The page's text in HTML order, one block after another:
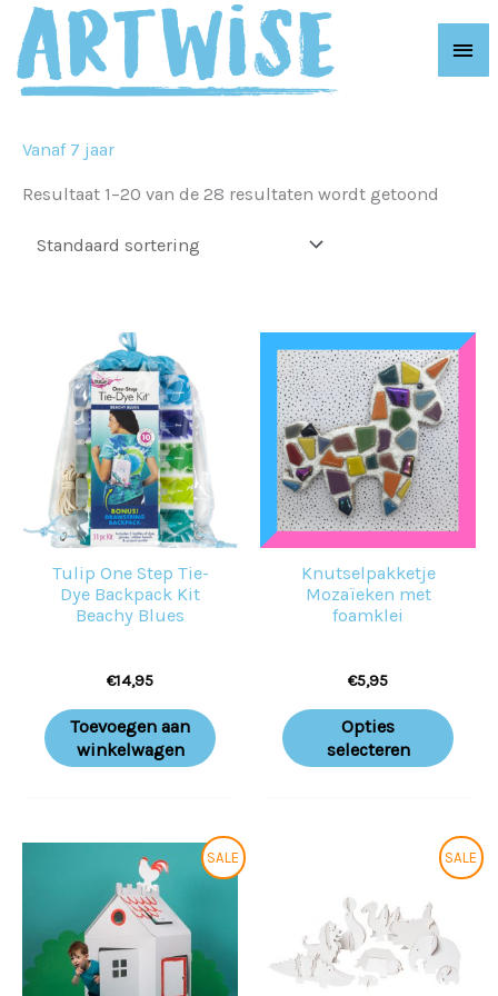
naar
de
Vanaf 7 jaar
Resultaat 1–20 van de 28 resultaten wordt getoond
Tulip One Step Tie-
Dye Backpack Kit
Beachy Blues
€14,95
Toevoegen aan
winkelwagen
Knutselpakketje
Mozaïeken met
foamklei
€5,95
Opties
selecteren
Dit
heeft
Deze
optie
SALE
Oorspronkelijke
prijs
was:
€39,95.
Huidige
prijs
SALE
€17,50
€22,50
Dit